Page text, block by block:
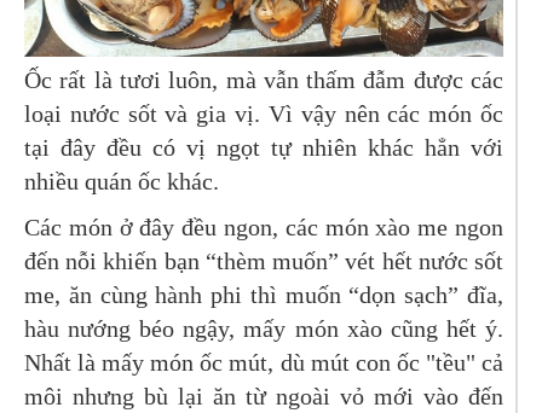
Ốc rất là tươi luôn, mà vẫn thấm đẫm được các
loại nước sốt và gia vị. Vì vậy nên các món ốc
tại đây đều có vị ngọt tự nhiên khác hẳn với
nhiều quán ốc khác.
Các món ở đây đều ngon, các món xào me ngon
đến nỗi khiến bạn “thèm muốn” vét hết nước sốt
me, ăn cùng hành phi thì muốn “dọn sạch” đĩa,
hàu nướng béo ngậy, mấy món xào cũng hết ý.
Nhất là mấy món ốc mút, dù mút con ốc "tều" cả
môi nhưng bù lại ăn từ ngoài vỏ mới vào đến